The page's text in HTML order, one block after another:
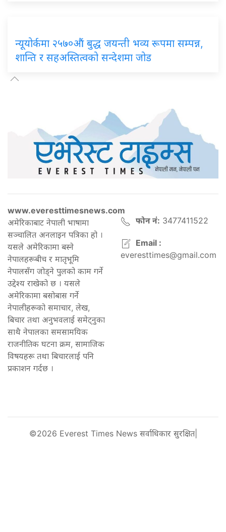
न्यूयोर्कमा २५७०औं बुद्ध जयन्ती भव्य रूपमा सम्पन्न,
शान्ति र सहअस्तित्वको सन्देशमा जोड
www.everesttimesnews.com
अमेरिकाबाट नेपाली भाषामा
सञ्चालित अनलाइन पत्रिका हो ।
यसले अमेरिकामा बस्ने
नेपालहरूबीच र मातृभूमि
नेपालसँग जोड्ने पुलको काम गर्ने
उद्देश्य राखेको छ । यसले
अमेरिकामा बसोबास गर्ने
नेपालीहरूको समाचार, लेख,
बिचार तथा अनुभवलाई समेट्नुका
साथै नेपालका समसामयिक
राजनीतिक घटना क्रम, सामाजिक
विषयहरू तथा बिचारलाई पनि
प्रकाशन गर्दछ ।
फोन नं: 3477411522
Email :
everesttimes@gmail.com
©2026 Everest Times News सर्वाधिकार सुरक्षित|